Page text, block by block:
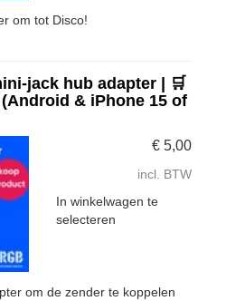
om tot Disco!
jack hub adapter | 🛒
& iPhone 15 of
€ 5,00
incl. BTW
In winkelwagen te
selecteren
om de zender te koppelen